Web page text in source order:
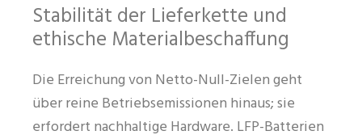
Stabilität der Lieferkette und
ethische Materialbeschaffung
Die Erreichung von Netto-Null-Zielen geht
über reine Betriebsemissionen hinaus; sie
erfordert nachhaltige Hardware. LFP-Batterien